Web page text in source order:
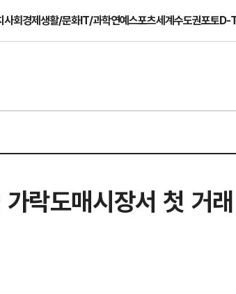
사회경제생활/문화IT/과학연예스포츠세계수도권포토D-
락도매시장서 첫 거래